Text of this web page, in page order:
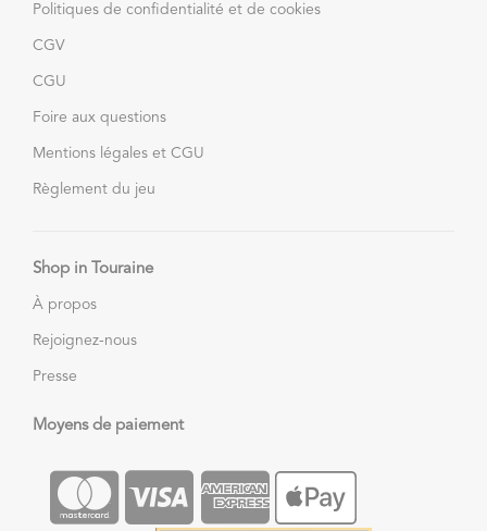
Politiques de confidentialité et de cookies
CGV
CGU
Foire aux questions
Mentions légales et CGU
Règlement du jeu
Shop in Touraine
À propos
Rejoignez-nous
Presse
Moyens de paiement